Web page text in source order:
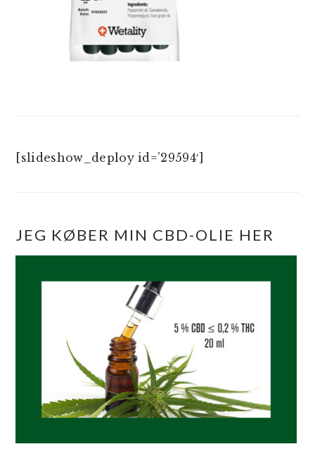
[slideshow_deploy id=’29594′]
JEG KØBER MIN CBD-OLIE HER